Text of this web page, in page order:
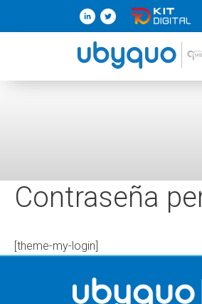
Contraseña
[theme-my-login]